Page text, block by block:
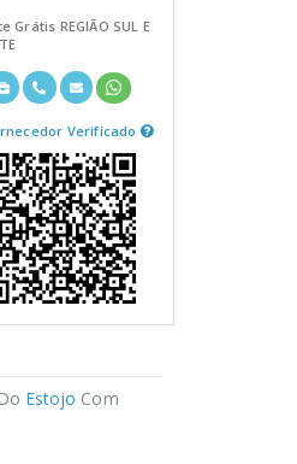
Grátis REGIÃO SUL E
Verificado
Estojo Com